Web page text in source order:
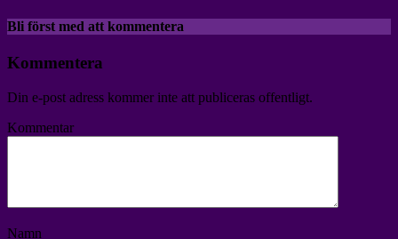
Bli först med att kommentera
Kommentera
Din e-post adress kommer inte att publiceras offentligt.
Kommentar
Namn